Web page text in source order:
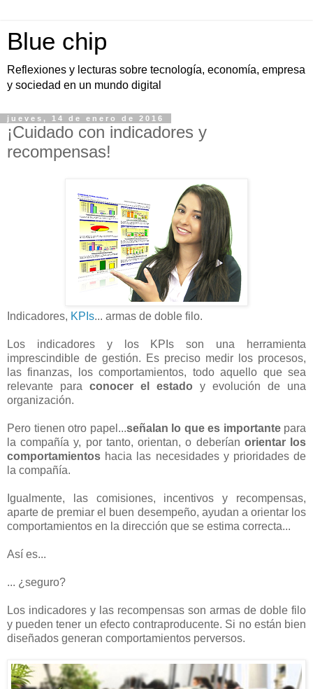
Blue chip
Reflexiones y lecturas sobre tecnología, economía, empresa
y sociedad en un mundo digital
jueves, 14 de enero de 2016
¡Cuidado con indicadores y
recompensas!
Indicadores, KPIs... armas de doble filo.
Los indicadores y los KPIs son una herramienta
imprescindible de gestión. Es preciso medir los procesos,
las finanzas, los comportamientos, todo aquello que sea
relevante para conocer el estado y evolución de una
organización.
Pero tienen otro papel...señalan lo que es importantepara
la compañía y, por tanto, orientan, o deberían orientar los
comportamientos hacia las necesidades y prioridades de
la compañía.
Igualmente, las comisiones, incentivos y recompensas,
aparte de premiar el buen desempeño, ayudan a orientar los
comportamientos en la dirección que se estima correcta...
Así es...
... ¿seguro?
Los indicadores y las recompensas son armas de doble filo
y pueden tener un efecto contraproducente. Si no están bien
diseñados generan comportamientos perversos.